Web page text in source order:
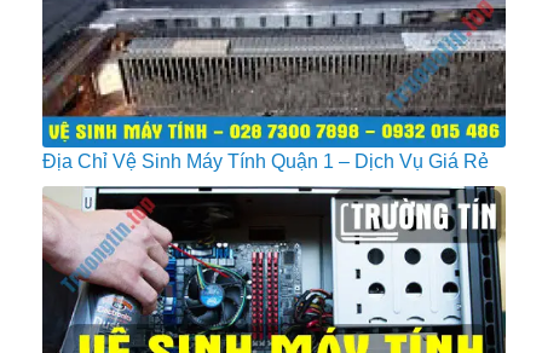
Địa Chỉ Vệ Sinh Máy Tính Quận 1 – Dịch Vụ Giá Rẻ